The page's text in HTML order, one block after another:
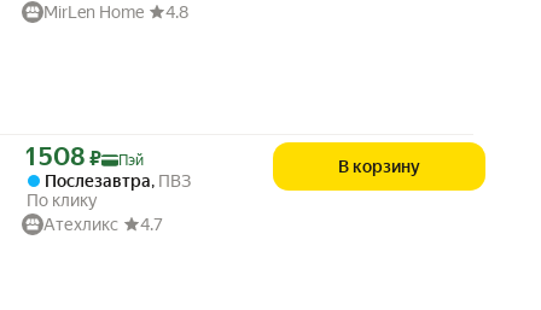
MirLen Home
4.8
Цена с картой Яндекс Пэй 1508 ₽ вместо
1 508 ₽ Пэй
Послезавтра, ПВЗ
По клику
Атехликс
4.7
В корзину